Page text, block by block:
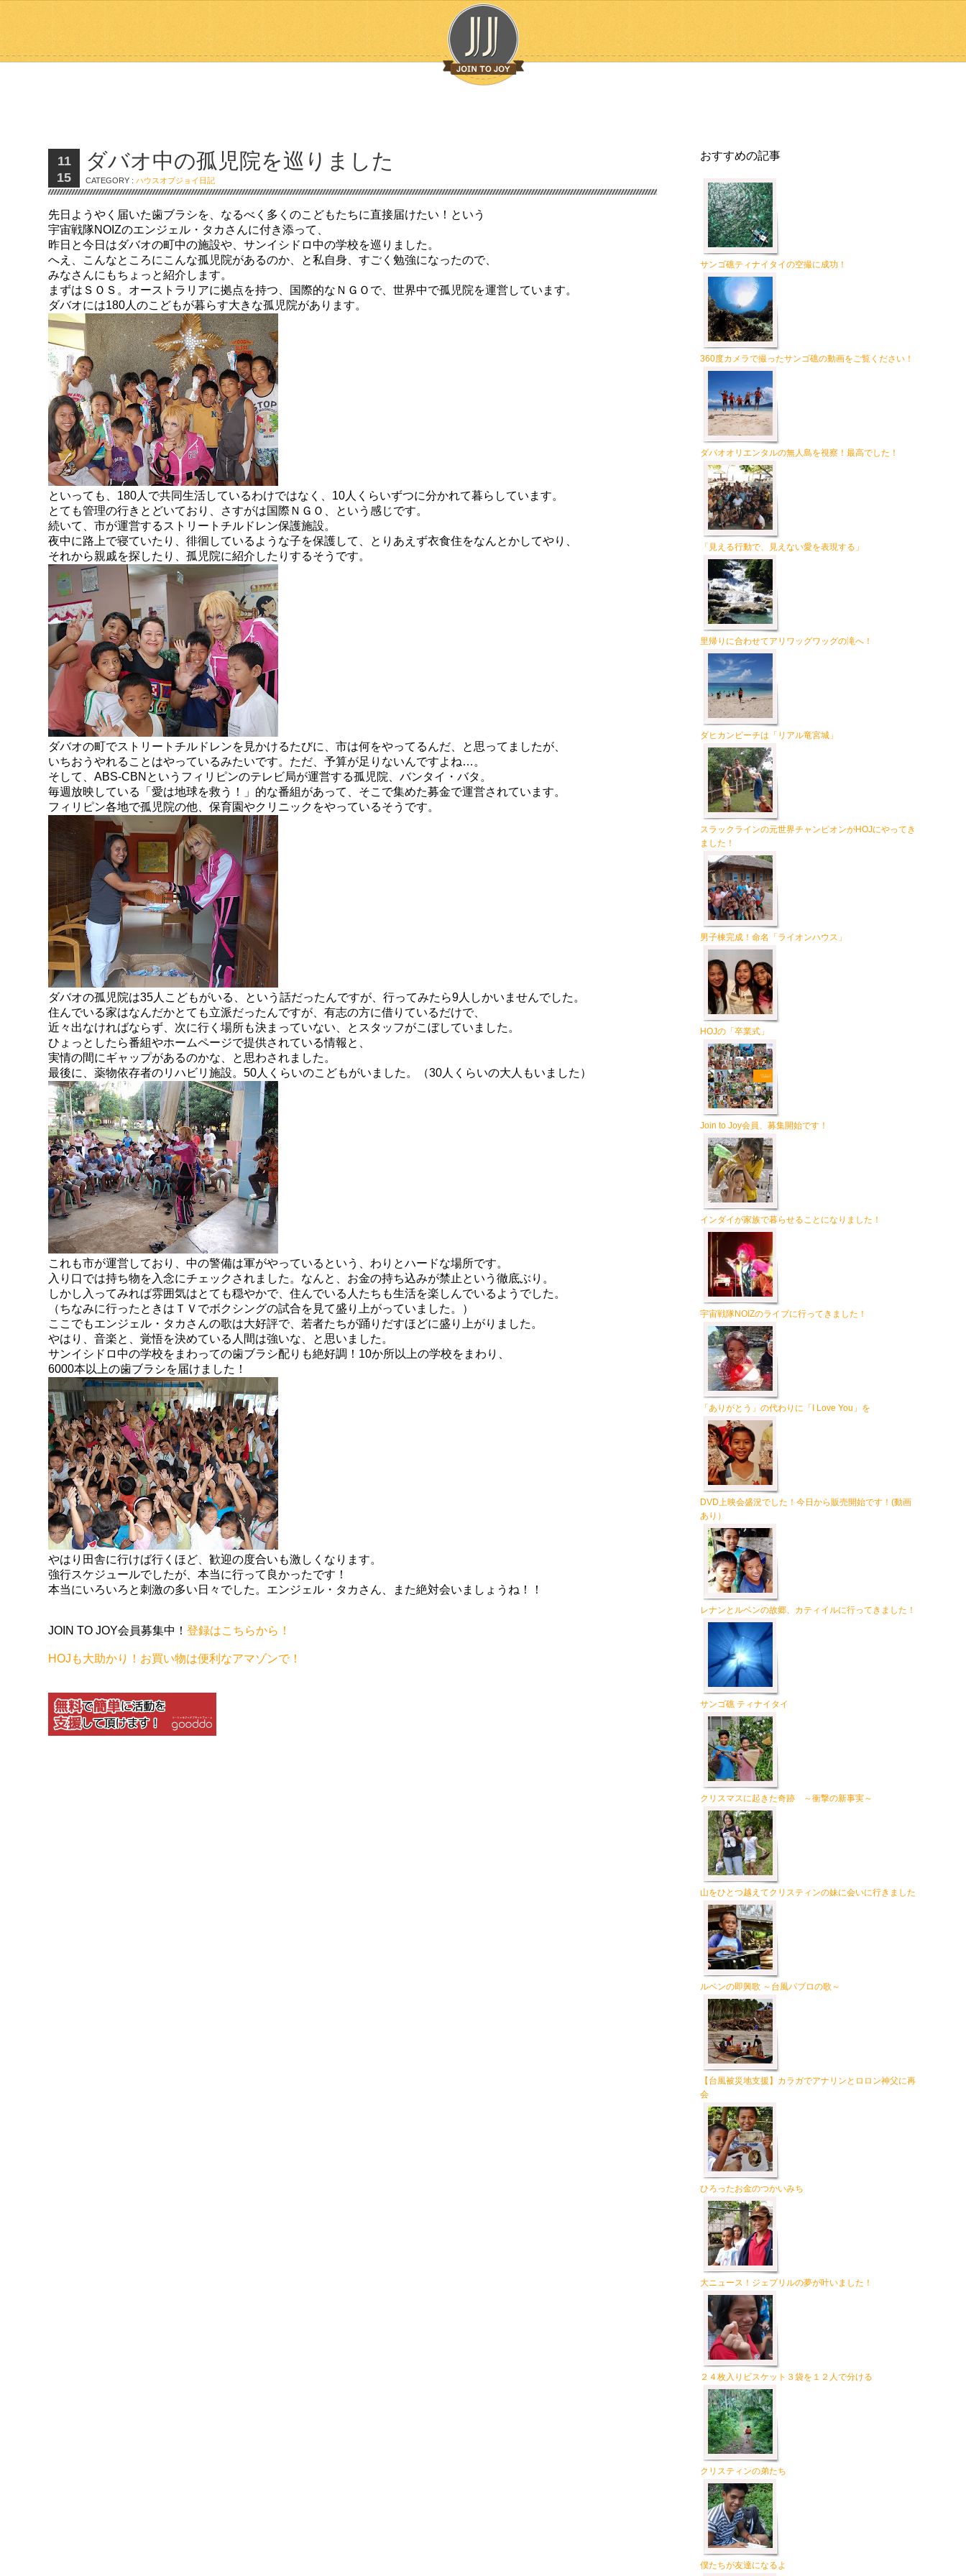
11
15
ダバオ中の孤児院を巡りました
CATEGORY :ハウスオブジョイ日記
先日ようやく届いた歯ブラシを、なるべく多くのこどもたちに直接届けたい！という
宇宙戦隊NOIZのエンジェル・タカさんに付き添って、
昨日と今日はダバオの町中の施設や、サンイシドロ中の学校を巡りました。
へえ、こんなところにこんな孤児院があるのか、と私自身、すごく勉強になったので、
みなさんにもちょっと紹介します。
まずはＳＯＳ。オーストラリアに拠点を持つ、国際的なＮＧＯで、世界中で孤児院を運営しています。
ダバオには180人のこどもが暮らす大きな孤児院があります。
といっても、180人で共同生活しているわけではなく、10人くらいずつに分かれて暮らしています。
とても管理の行きとどいており、さすがは国際ＮＧＯ、という感じです。
続いて、市が運営するストリートチルドレン保護施設。
夜中に路上で寝ていたり、徘徊しているような子を保護して、とりあえず衣食住をなんとかしてやり、
それから親戚を探したり、孤児院に紹介したりするそうです。
ダバオの町でストリートチルドレンを見かけるたびに、市は何をやってるんだ、と思ってましたが、
いちおうやれることはやっているみたいです。ただ、予算が足りないんですよね…。
そして、ABS-CBNというフィリピンのテレビ局が運営する孤児院、バンタイ・バタ。
毎週放映している「愛は地球を救う！」的な番組があって、そこで集めた募金で運営されています。
フィリピン各地で孤児院の他、保育園やクリニックをやっているそうです。
ダバオの孤児院は35人こどもがいる、という話だったんですが、行ってみたら9人しかいませんでした。
住んでいる家はなんだかとても立派だったんですが、有志の方に借りているだけで、
近々出なければならず、次に行く場所も決まっていない、とスタッフがこぼしていました。
ひょっとしたら番組やホームページで提供されている情報と、
実情の間にギャップがあるのかな、と思わされました。
最後に、薬物依存者のリハビリ施設。50人くらいのこどもがいました。（30人くらいの大人もいました）
これも市が運営しており、中の警備は軍がやっているという、わりとハードな場所です。
入り口では持ち物を入念にチェックされました。なんと、お金の持ち込みが禁止という徹底ぶり。
しかし入ってみれば雰囲気はとても穏やかで、住んでいる人たちも生活を楽しんでいるようでした。
（ちなみに行ったときはＴＶでボクシングの試合を見て盛り上がっていました。）
ここでもエンジェル・タカさんの歌は大好評で、若者たちが踊りだすほどに盛り上がりました。
やはり、音楽と、覚悟を決めている人間は強いな、と思いました。
サンイシドロ中の学校をまわっての歯ブラシ配りも絶好調！10か所以上の学校をまわり、
6000本以上の歯ブラシを届けました！
やはり田舎に行けば行くほど、歓迎の度合いも激しくなります。
強行スケジュールでしたが、本当に行って良かったです！
本当にいろいろと刺激の多い日々でした。エンジェル・タカさん、また絶対会いましょうね！！
JOIN TO JOY会員募集中！登録はこちらから！
HOJも大助かり！お買い物は便利なアマゾンで！
おすすめの記事
サンゴ礁ティナイタイの空撮に成功！
360度カメラで撮ったサンゴ礁の動画をご覧ください！
ダバオオリエンタルの無人島を視察！最高でした！
「見える行動で、見えない愛を表現する」
里帰りに合わせてアリワッグワッグの滝へ！
ダヒカンビーチは「リアル竜宮城」
スラックラインの元世界チャンピオンがHOJにやってき
ました！
男子棟完成！命名「ライオンハウス」
HOJの「卒業式」
Join to Joy会員、募集開始です！
インダイが家族で暮らせることになりました！
宇宙戦隊NOIZのライブに行ってきました！
「ありがとう」の代わりに「I Love You」を
DVD上映会盛況でした！今日から販売開始です！(動画
あり）
レナンとルベンの故郷、カティイルに行ってきました！
サンゴ礁 ティナイタイ
クリスマスに起きた奇跡 ～衝撃の新事実～
山をひとつ越えてクリスティンの妹に会いに行きました
ルベンの即興歌 ～台風パブロの歌～
【台風被災地支援】カラガでアナリンとロロン神父に再
会
ひろったお金のつかいみち
大ニュース！ジェプリルの夢が叶いました！
２４枚入りビスケット３袋を１２人で分ける
クリスティンの弟たち
僕たちが友達になるよ